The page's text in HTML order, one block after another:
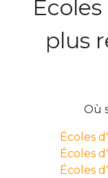
plus
Où
Écoles
Écoles
Écoles